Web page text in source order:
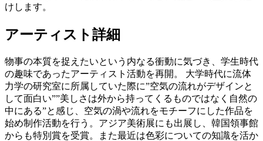
けします。
アーティスト詳細
物事の本質を捉えたいという内なる衝動に気づき、学生時代
の趣味であったアーティスト活動を再開。 大学時代に流体
力学の研究室に所属していた際に”空気の流れがデザインと
して面白い””美しさは外から持ってくるものではなく自然の
中にある”と感じ、空気の渦や流れをモチーフにした作品を
始め制作活動を行う。アジア美術展にも出展し、韓国領事館
からも特別賞を受賞。また最近は色彩についての知識を活か